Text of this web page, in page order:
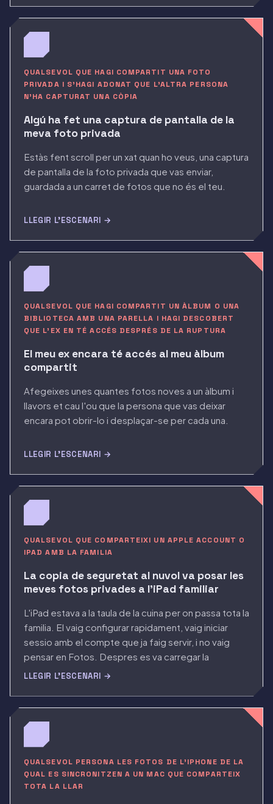
QUALSEVOL QUE HAGI COMPARTIT UNA FOTO
PRIVADA I S'HAGI ADONAT QUE L'ALTRA PERSONA
N'HA CAPTURAT UNA CÒPIA
Algú ha fet una captura de pantalla de la
meva foto privada
Estàs fent scroll per un xat quan ho veus, una captura
de pantalla de la foto privada que vas enviar,
guardada a un carret de fotos que no és el teu.
LLEGIR L'ESCENARI →
QUALSEVOL QUE HAGI COMPARTIT UN ÀLBUM O UNA
BIBLIOTECA AMB UNA PARELLA I HAGI DESCOBERT
QUE L'EX EN TÉ ACCÉS DESPRÉS DE LA RUPTURA
El meu ex encara té accés al meu àlbum
compartit
Afegeixes unes quantes fotos noves a un àlbum i
llavors et cau l'ou que la persona que vas deixar
encara pot obrir-lo i desplaçar-se per cada una.
LLEGIR L'ESCENARI →
QUALSEVOL QUE COMPARTEIXI UN APPLE ACCOUNT O
IPAD AMB LA FAMILIA
La copia de seguretat al nuvol va posar les
meves fotos privades a l'iPad familiar
L'iPad estava a la taula de la cuina per on passa tota la
familia. El vaig configurar rapidament, vaig iniciar
sessio amb el compte que ja faig servir, i no vaig
pensar en Fotos. Despres es va carregar la
quadricula i se'm va caure l'anima als peus, perque
LLEGIR L'ESCENARI →
QUALSEVOL PERSONA LES FOTOS DE L'IPHONE DE LA
QUAL ES SINCRONITZEN A UN MAC QUE COMPARTEIX
TOTA LA LLAR